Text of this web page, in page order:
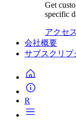
Get
specific
アクセ
会社概要
サブスクリプ
R